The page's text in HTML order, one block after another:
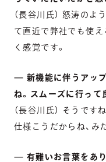
（長谷川氏） 怒涛のよ
て直近で弊社でも使え
く感覚です。
— 新機能に伴うアッ
ね。スムーズに行って
（長谷川氏） そうです
仕様こうだからね、み
— 有難いお言葉をあ